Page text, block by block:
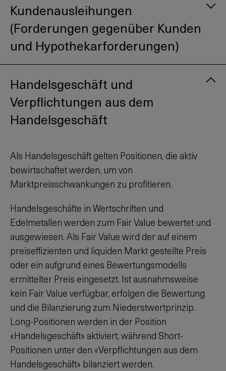
Kundenausleihungen
(Forderungen gegenüber Kunden
und Hypothekarforderungen)
Handelsgeschäft und
Verpflichtungen aus dem
Handelsgeschäft
Als Handelsgeschäft gelten Positionen, die aktiv
bewirtschaftet werden, um von
Marktpreisschwankungen zu profitieren.
Handelsgeschäfte in Wertschriften und
Edelmetallen werden zum Fair Value bewertet und
ausgewiesen. Als Fair Value wird der auf einem
preiseffizienten und liquiden Markt gestellte Preis
oder ein aufgrund eines Bewertungsmodells
ermittelter Preis eingesetzt. Ist ausnahmsweise
kein Fair Value verfügbar, erfolgen die Bewertung
und die Bilanzierung zum Niederstwertprinzip.
Long-Positionen werden in der Position
«Handelsgeschäft» aktiviert, während Short-
Positionen unter den «Verpflichtungen aus dem
Handelsgeschäft» bilanziert werden.